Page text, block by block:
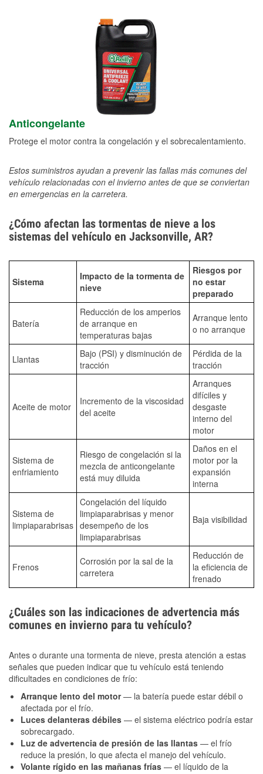
Anticongelante
Protege el motor contra la congelación y el sobrecalentamiento.
Estos suministros ayudan a prevenir las fallas más comunes del
vehículo relacionadas con el invierno antes de que se conviertan
en emergencias en la carretera.
¿Cómo afectan las tormentas de nieve a los
sistemas del vehículo en Jacksonville, AR?
Sistema
Impacto de la tormenta de
nieve
Riesgos por
no estar
preparado
Batería
Reducción de los amperios
de arranque en
temperaturas bajas
Arranque lento
o no arranque
Llantas
Bajo (PSI) y disminución de
tracción
Pérdida de la
tracción
Aceite de motor
Incremento de la viscosidad
del aceite
Arranques
difíciles y
desgaste
interno del
motor
Sistema de
enfriamiento
Riesgo de congelación si la
mezcla de anticongelante
está muy diluida
Daños en el
motor por la
expansión
interna
Sistema de
limpiaparabrisas
Congelación del líquido
limpiaparabrisas y menor
desempeño de los
limpiaparabrisas
Baja visibilidad
Frenos
Corrosión por la sal de la
carretera
Reducción de
la eficiencia de
frenado
¿Cuáles son las indicaciones de advertencia más
comunes en invierno para tu vehículo?
Antes o durante una tormenta de nieve, presta atención a estas
señales que pueden indicar que tu vehículo está teniendo
dificultades en condiciones de frío:
Arranque lento del motor— la batería puede estar débil o
afectada por el frío.
Luces delanteras débiles — el sistema eléctrico podría estar
sobrecargado.
Luz de advertencia de presión de las llantas — el frío
reduce la presión, lo que afecta el manejo del vehículo.
Volante rígido en las mañanas frías — el líquido de la